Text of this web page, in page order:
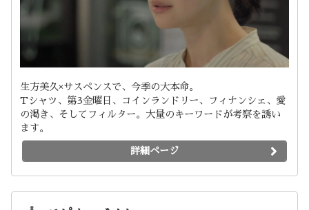
生方美久×サスペンスで、今季の大本命。
Tシャツ、第3金曜日、コインランドリー、フィナンシェ、愛
の渇き、そしてフィルター。大量のキーワードが考察を誘い
ます。
詳細ページ